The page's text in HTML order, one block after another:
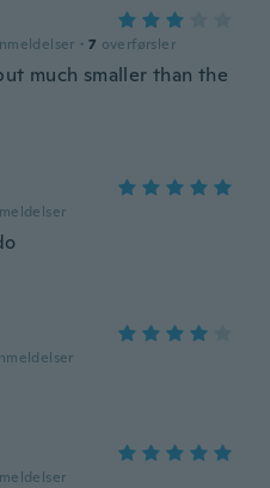
· 7 overførsler
much smaller than the